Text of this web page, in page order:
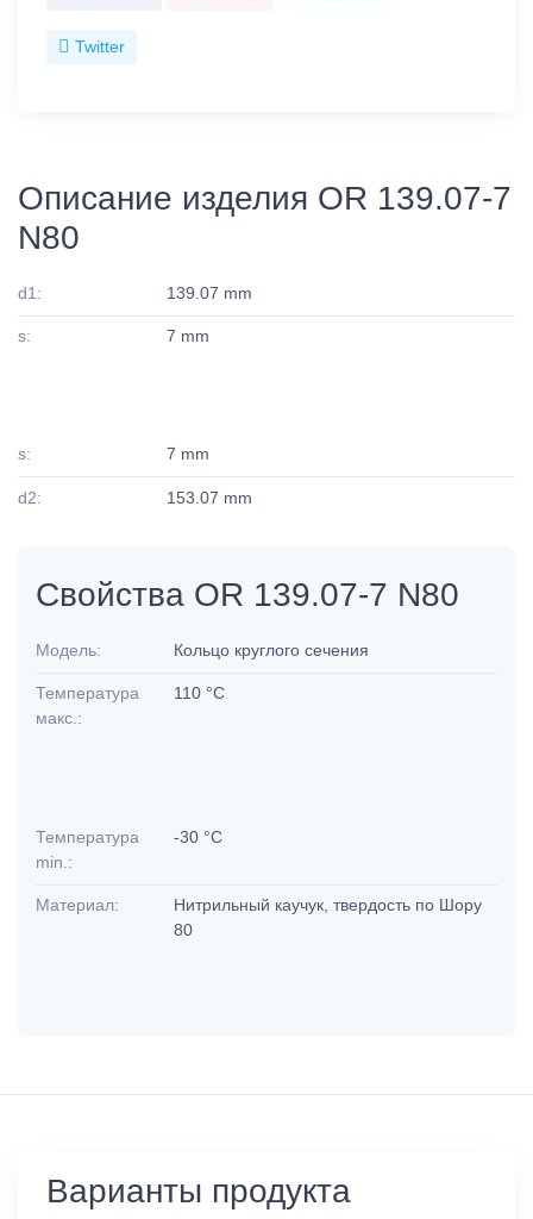
Twitter
Описание изделия OR 139.07-7
N80
d1: 139.07 mm
s: 7 mm
s: 7 mm
d2: 153.07 mm
Свойства OR 139.07-7 N80
Модель: Кольцо круглого сечения
Температура
макс.:
110 °C
Температура
min.:
-30 °C
Материал:
Нитрильный каучук, твердость по Шору
80
Варианты продукта